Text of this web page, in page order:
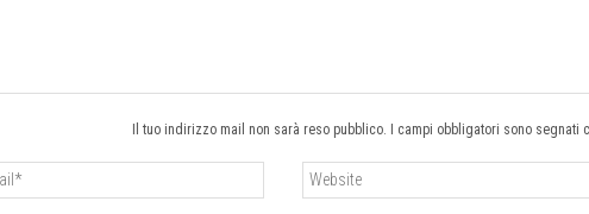
Il tuo indirizzo mail non sarà reso pubblico. I campi obbligatori sono segnati